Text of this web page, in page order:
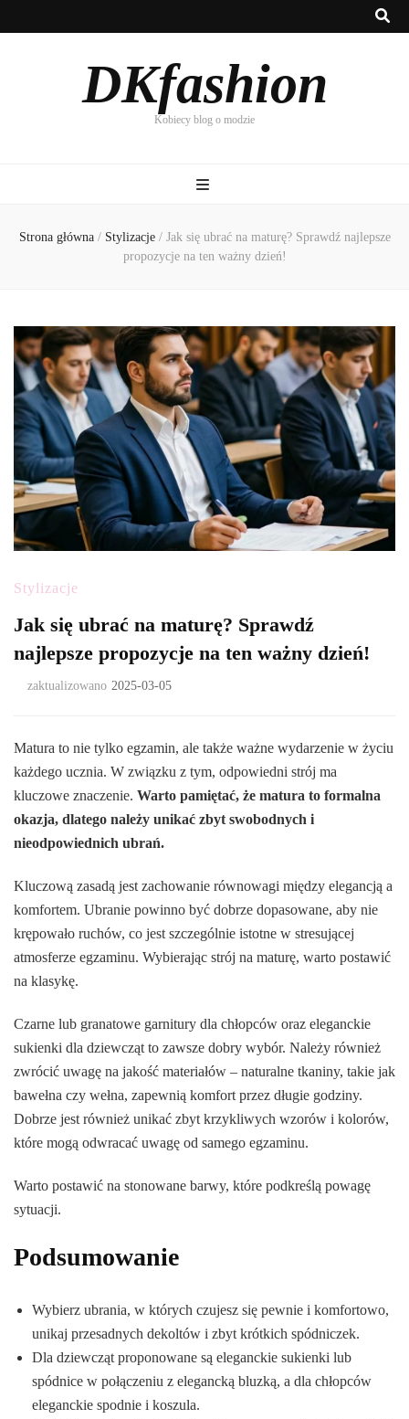
DKfashion
Kobiecy blog o modzie
Strona główna / Stylizacje / Jak się ubrać na maturę? Sprawdź najlepsze
propozycje na ten ważny dzień!
Stylizacje
Jak się ubrać na maturę? Sprawdź
najlepsze propozycje na ten ważny dzień!
zaktualizowano 2025-03-05
Matura to nie tylko egzamin, ale także ważne wydarzenie w życiu
każdego ucznia. W związku z tym, odpowiedni strój ma
kluczowe znaczenie. Warto pamiętać, że matura to formalna
okazja, dlatego należy unikać zbyt swobodnych i
nieodpowiednich ubrań.
Kluczową zasadą jest zachowanie równowagi między elegancją a
komfortem. Ubranie powinno być dobrze dopasowane, aby nie
krępowało ruchów, co jest szczególnie istotne w stresującej
atmosferze egzaminu. Wybierając strój na maturę, warto postawić
na klasykę.
Czarne lub granatowe garnitury dla chłopców oraz eleganckie
sukienki dla dziewcząt to zawsze dobry wybór. Należy również
zwrócić uwagę na jakość materiałów – naturalne tkaniny, takie jak
bawełna czy wełna, zapewnią komfort przez długie godziny.
Dobrze jest również unikać zbyt krzykliwych wzorów i kolorów,
które mogą odwracać uwagę od samego egzaminu.
Warto postawić na stonowane barwy, które podkreślą powagę
sytuacji.
Podsumowanie
Wybierz ubrania, w których czujesz się pewnie i komfortowo,
unikaj przesadnych dekoltów i zbyt krótkich spódniczek.
Dla dziewcząt proponowane są eleganckie sukienki lub
spódnice w połączeniu z elegancką bluzką, a dla chłopców
eleganckie spodnie i koszula.